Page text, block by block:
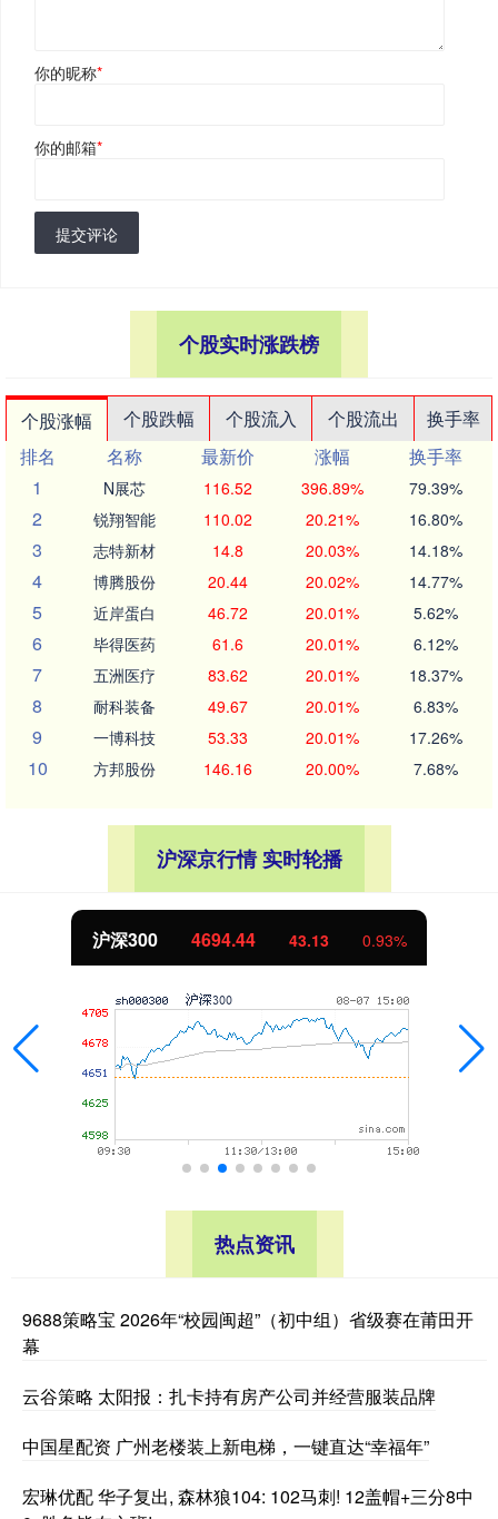
你的昵称*
你的邮箱*
提交评论
个股实时涨跌榜
个股涨幅 个股跌幅 个股流入 个股流出
换手率
排名
名称 最新价 涨幅
换手率
1
N展芯 116.52 396.89% 79.39%
2 锐翔智能 110.02 20.21% 16.80%
3 志特新材 14.8 20.03% 14.18%
4 博腾股份 20.44 20.02% 14.77%
5 近岸蛋白 46.72 20.01% 5.62%
6 毕得医药 61.6 20.01% 6.12%
7 五洲医疗 83.62 20.01% 18.37%
8 耐科装备 49.67 20.01% 6.83%
9 一博科技 53.33 20.01% 17.26%
10 方邦股份 146.16 20.00% 7.68%
沪深京行情 实时轮播
北证50 1134.24
热点资讯
9688策略宝 2026年“校园闽超”（初中组）省级赛在莆田开
幕
云谷策略 太阳报：扎卡持有房产公司并经营服装品牌
中国星配资 广州老楼装上新电梯，一键直达“幸福年”
宏琳优配 华子复出, 森林狼104: 102马刺! 12盖帽+三分8中